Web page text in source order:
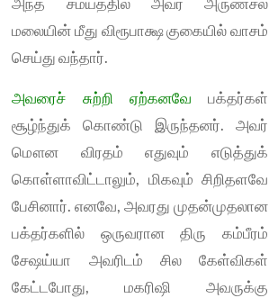
மலையின் மீது விரூபாக்ஷ குகையில் வாசம்
செய்து வந்தார்.
அவரைச் சுற்றி ஏற்கனவே பக்தர்கள்
சூழ்ந்துக் கொண்டு இருந்தனர். அவர்
மௌன விரதம் எதுவும் எடுத்துக்
கொள்ளாவிட்டாலும், மிகவும் சிறிதளவே
பேசினார். எனவே, அவரது முதன்முதலான
பக்தர்களில் ஒருவரான திரு கம்பீரம்
சேஷய்யா அவரிடம் சில கேள்விகள்
கேட்டபோது, மகரிஷி அவருக்கு